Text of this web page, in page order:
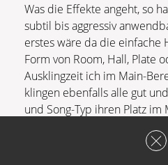
Was die Effekte angeht, so
subtil bis aggressiv
erstes wäre da die einfache
Form von Room, Hall, Plate
Ausklingzeit ich im Main-
klingen ebenfalls alle gut
und Song-Typ ihren Platz im
Hall dann mit Chorus oder